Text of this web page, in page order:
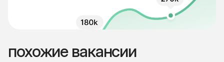
похожие вакансии